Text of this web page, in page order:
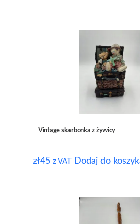
Vintage skarbonka z żywicy
zł45 z VAT Dodaj do